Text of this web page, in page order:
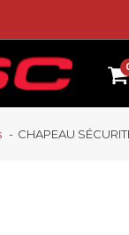
CHAPEAU